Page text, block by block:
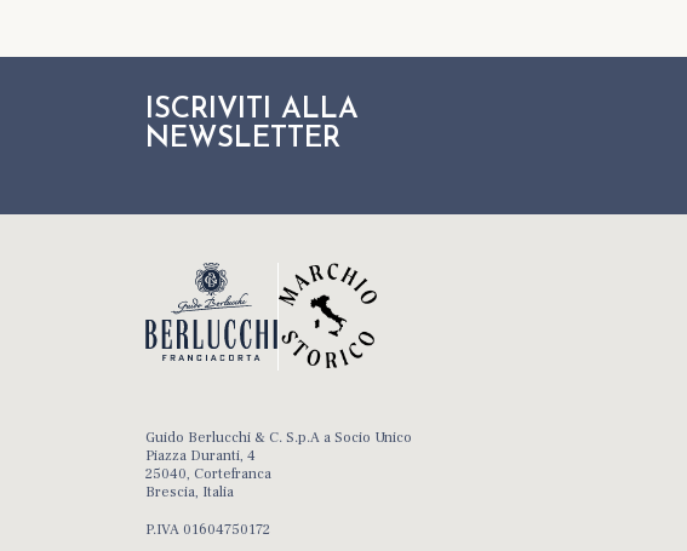
ISCRIVITI ALLA
NEWSLETTER
Guido Berlucchi & C. S.p.A a Socio Unico
Piazza Duranti, 4
25040, Cortefranca
Brescia, Italia
P.IVA 01604750172